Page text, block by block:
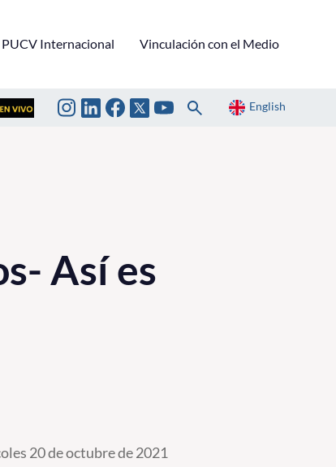
PUCV Internacional Vinculación con el Medio
English
Así es
20 de octubre de 2021